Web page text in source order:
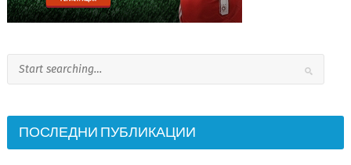
ПОСЛЕДНИ ПУБЛИКАЦИИ